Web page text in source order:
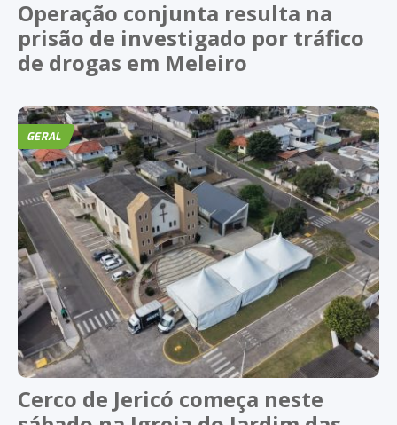
Operação conjunta resulta na
prisão de investigado por tráfico
de drogas em Meleiro
GERAL
Cerco de Jericó começa neste